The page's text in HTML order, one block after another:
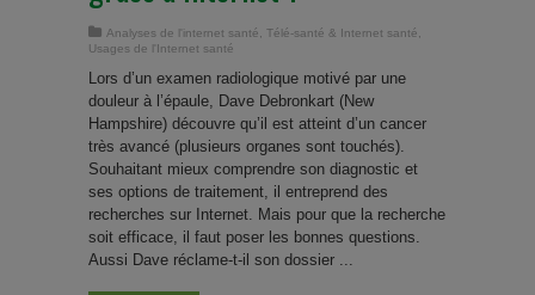
Analyses de l'internet santé Télé-santé & Internet santé
Usages de l'Internet santé
Lors d’un examen radiologique motivé par une
douleur à l’épaule, Dave Debronkart (New
Hampshire) découvre qu’il est atteint d’un cancer
très avancé (plusieurs organes sont touchés).
Souhaitant mieux comprendre son diagnostic et
ses options de traitement, il entreprend des
recherches sur Internet. Mais pour que la recherche
soit efficace, il faut poser les bonnes questions.
Aussi Dave réclame-t-il son dossier ...